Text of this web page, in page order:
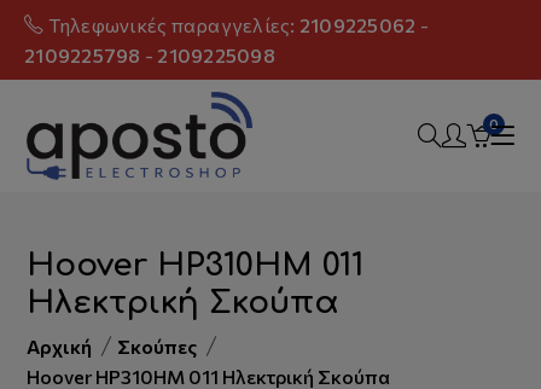
Τηλεφωνικές παραγγελίες: 2109225062 -
2109225798 - 2109225098
0
Hoover HP310HM 011
Ηλεκτρική Σκούπα
Αρχική
Σκούπες
Hoover HP310HM 011 Ηλεκτρική Σκούπα